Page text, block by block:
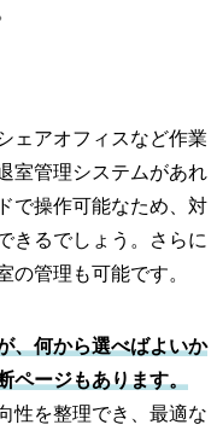
ェアオフィスなど作業
室管理システムがあれ
で操作可能なため、対
きるでしょう。さらに
の管理も可能です。
、何から選べばよいか
ページもあります。
性を整理でき、最適な